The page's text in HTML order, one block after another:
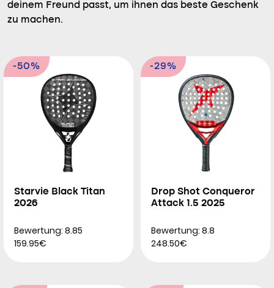
deinem Freund passt, um ihnen das beste Geschenk
zu machen.
-50%
Starvie Black Titan
2026
Bewertung: 8.85
159.95€
-29%
Drop Shot Conqueror
Attack 1.5 2025
Bewertung: 8.8
248.50€